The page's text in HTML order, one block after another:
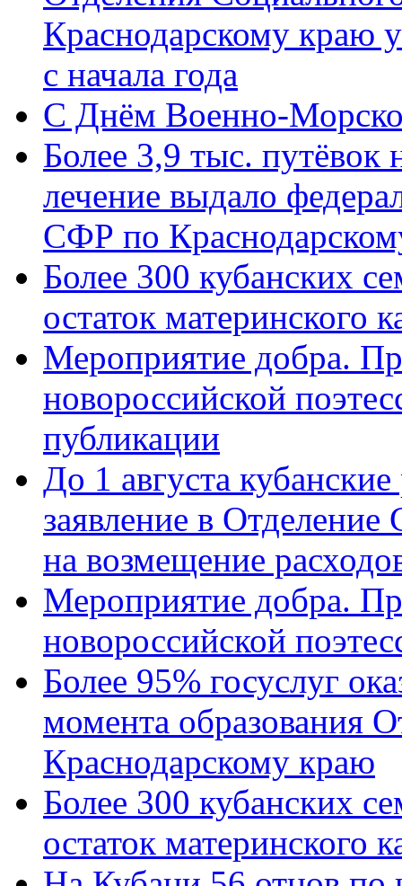
Краснодарскому краю
с начала года
C Днём Военно-
Более 3,9 тыс. путёвок
лечение выдало
СФР по
Более 300 кубанских
остаток материнского
Мероприятие добра.
новороссийской
публикации
До 1 августа
заявление в
на возмещение
Мероприятие добра.
новороссийской
Более 95% госуслуг
момента образования
Краснодарскому краю
Более 300 кубанских
остаток материнского